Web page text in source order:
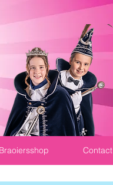
Braoiersshop Contact